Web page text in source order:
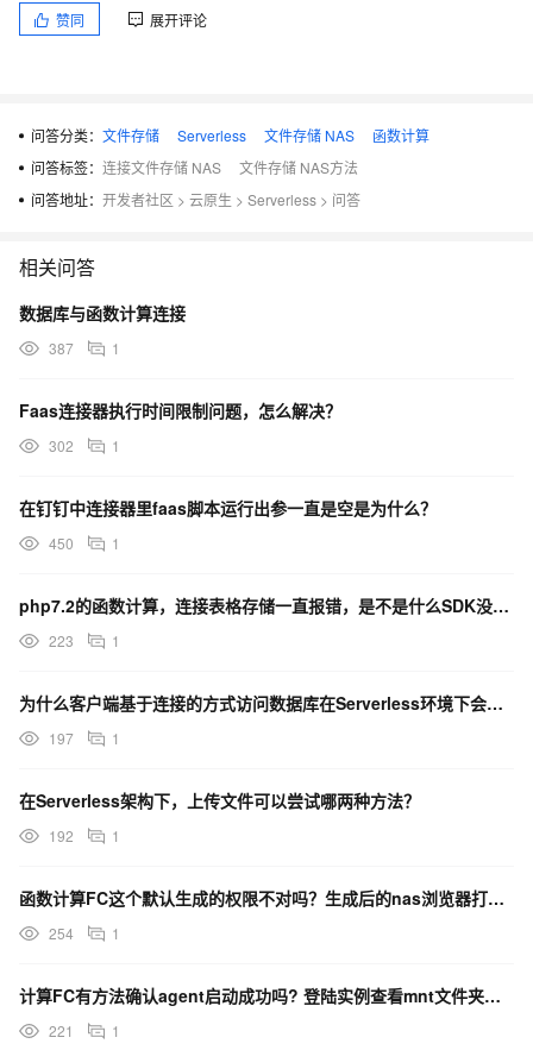
赞同 展开评论
问答分类： 文件存储 Serverless 文件存储 NAS
函数计算
问答标签： 连接文件存储 NAS
文件存储 NAS方法
问答地址： 开发者社区 > 云原生 > Serverless > 问答
相关问答
数据库与函数计算连接
387 1
Faas连接器执行时间限制问题，怎么解决？
302 1
在钉钉中连接器里faas脚本运行出参一直是空是为什么？
450 1
php7.2的函数计算，连接表格存储一直报错，是不是什么SDK没安装，请问下要怎么安装啊？
223 1
为什么客户端基于连接的方式访问数据库在Serverless环境下会遇到问题？
197 1
在Serverless架构下，上传文件可以尝试哪两种方法？
192 1
函数计算FC这个默认生成的权限不对吗？生成后的nas浏览器打不开
254 1
计算FC有方法确认agent启动成功吗? 登陆实例查看mnt文件夹下有没有agent文件夹可以吗?
221 1